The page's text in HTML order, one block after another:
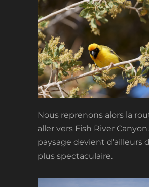
Nous reprenons alors la
aller vers Fish River
paysage devient d’ailleurs
plus spectaculaire.